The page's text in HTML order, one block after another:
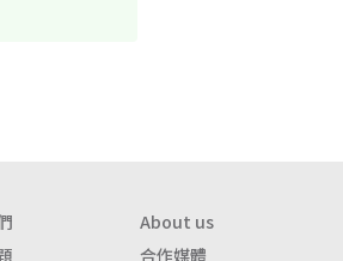
About us
合作媒體